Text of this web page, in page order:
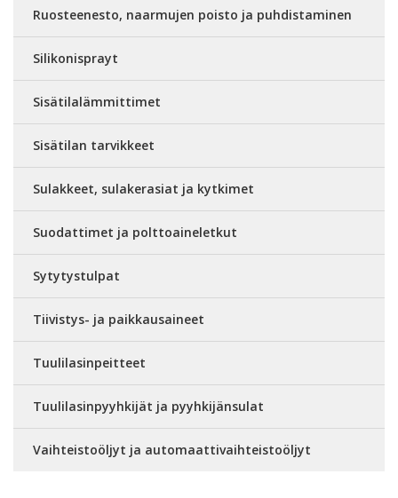
Ruosteenesto, naarmujen poisto ja puhdistaminen
Silikonisprayt
Sisätilalämmittimet
Sisätilan tarvikkeet
Sulakkeet, sulakerasiat ja kytkimet
Suodattimet ja polttoaineletkut
Sytytystulpat
Tiivistys- ja paikkausaineet
Tuulilasinpeitteet
Tuulilasinpyyhkijät ja pyyhkijänsulat
Vaihteistoöljyt ja automaattivaihteistoöljyt